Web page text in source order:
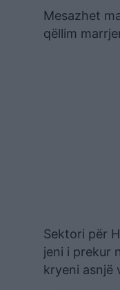
Mesazhet
qëllim
Sektori për
jeni i prekur
kryeni asnjë